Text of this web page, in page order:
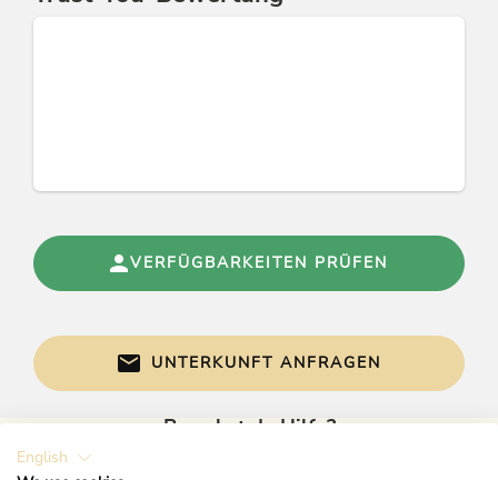
Ländliche Pension
WiFi
Links
VERFÜGBARKEITEN PRÜFEN
UNTERKUNFT ANFRAGEN
Brauchst du Hilfe?
English